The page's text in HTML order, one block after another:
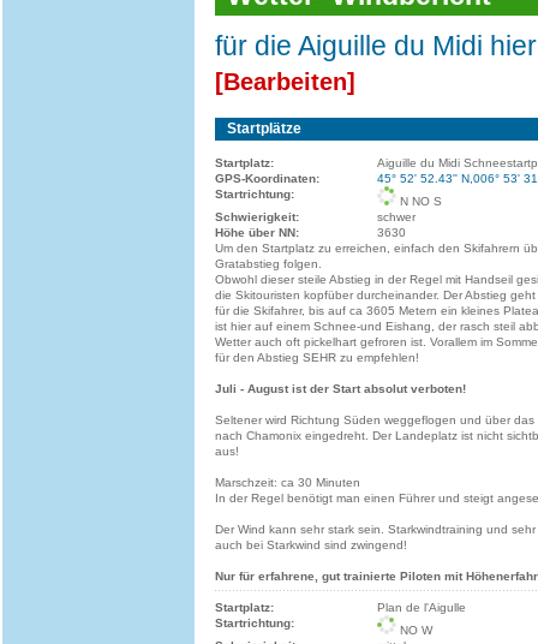
für die Aiguille du Midi
[Bearbeiten]
Startplätze
Startplatz:
Aiguille du Midi
GPS-Koordinaten:
45° 52' 52.43'' N,006° 53'
Startrichtung:
N NO S
Schwierigkeit:
schwer
Höhe über NN:
3630
Um den Startplatz zu erreichen, einfach den Skifahrern
Gratabstieg folgen.
Obwohl dieser steile Abstieg in der Regel mit Handseil
die Skitouristen kopfüber durcheinander. Der Abstieg
für die Skifahrer, bis auf ca 3605 Metern ein kleines
ist hier auf einem Schnee-und Eishang, der rasch steil
Wetter auch oft pickelhart gefroren ist. Vorallem im
für den Abstieg SEHR zu empfehlen!
Juli - August ist der Start absolut verboten!
Seltener wird Richtung Süden weggeflogen und über das
nach Chamonix eingedreht. Der Landeplatz ist nicht
aus!
Marschzeit: ca 30 Minuten
In der Regel benötigt man einen Führer und steigt
Der Wind kann sehr stark sein. Starkwindtraining und
auch bei Starkwind sind zwingend!
Nur für erfahrene, gut trainierte Piloten mit
Startplatz:
Plan de l'Aigulle
Startrichtung:
NO W